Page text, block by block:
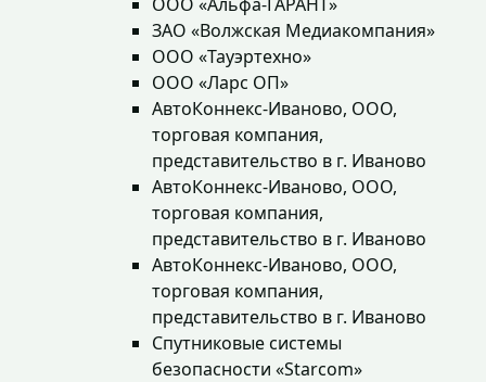
ЗАО «Волжская Медиакомпания»
ООО «Тауэртехно»
ООО «Ларс ОП»
АвтоКоннекс-Иваново, ООО,
торговая компания,
представительство в г. Иваново
АвтоКоннекс-Иваново, ООО,
торговая компания,
представительство в г. Иваново
АвтоКоннекс-Иваново, ООО,
торговая компания,
представительство в г. Иваново
Спутниковые системы
безопасности «Starcom»